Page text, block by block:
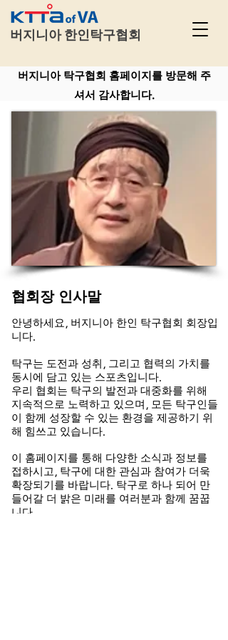
버지니아 한인탁구협회
버지니아 탁구협회 홈페이지를 방문해 주
셔서 감사합니다.
협회장 인사말
안녕하세요, 버지니아 한인 탁구협회 회장입
니다.
탁구는 도전과 성취, 그리고 협력의 가치를
동시에 담고 있는 스포츠입니다.
우리 협회는 탁구의 발전과 대중화를 위해
지속적으로 노력하고 있으며, 모든 탁구인들
이 함께 성장할 수 있는 환경을 제공하기 위
해 힘쓰고 있습니다.
이 홈페이지를 통해 다양한 소식과 정보를
접하시고, 탁구에 대한 관심과 참여가 더욱
확장되기를 바랍니다. 탁구로 하나 되어 만
들어갈 더 밝은 미래를 여러분과 함께 꿈꿉
니다.